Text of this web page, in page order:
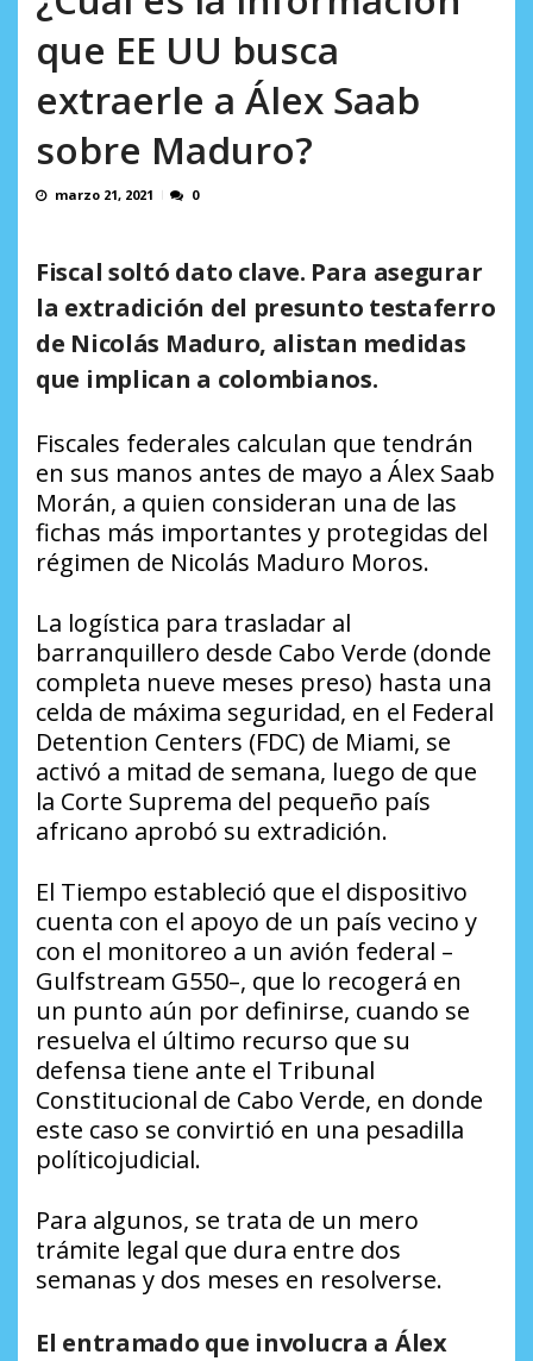
que EE UU busca
extraerle a Álex Saab
sobre Maduro?
marzo 21, 2021 0
Fiscal soltó dato clave. Para asegurar
la extradición del presunto testaferro
de Nicolás Maduro, alistan medidas
que implican a colombianos.
Fiscales federales calculan que tendrán
en sus manos antes de mayo a Álex Saab
Morán, a quien consideran una de las
fichas más importantes y protegidas del
régimen de Nicolás Maduro Moros.
La logística para trasladar al
barranquillero desde Cabo Verde (donde
completa nueve meses preso) hasta una
celda de máxima seguridad, en el Federal
Detention Centers (FDC) de Miami, se
activó a mitad de semana, luego de que
la Corte Suprema del pequeño país
africano aprobó su extradición.
El Tiempo estableció que el dispositivo
cuenta con el apoyo de un país vecino y
con el monitoreo a un avión federal –
Gulfstream G550–, que lo recogerá en
un punto aún por definirse, cuando se
resuelva el último recurso que su
defensa tiene ante el Tribunal
Constitucional de Cabo Verde, en donde
este caso se convirtió en una pesadilla
políticojudicial.
Para algunos, se trata de un mero
trámite legal que dura entre dos
semanas y dos meses en resolverse.
El entramado que involucra a Álex